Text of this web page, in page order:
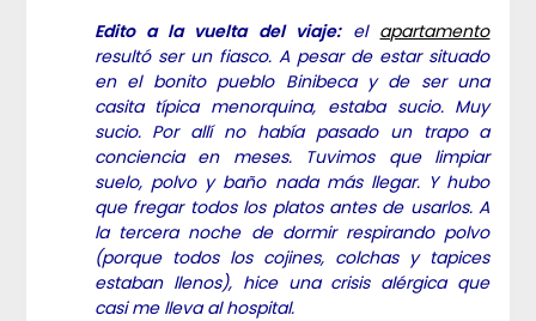
Edito a la vuelta del viaje:el apartamento
resultó ser un fiasco. A pesar de estar situado
en el bonito pueblo Binibeca y de ser una
casita típica menorquina, estaba sucio. Muy
sucio. Por allí no había pasado un trapo a
conciencia en meses. Tuvimos que limpiar
suelo, polvo y baño nada más llegar. Y hubo
que fregar todos los platos antes de usarlos. A
la tercera noche de dormir respirando polvo
(porque todos los cojines, colchas y tapices
estaban llenos), hice una crisis alérgica que
casi me lleva al hospital.